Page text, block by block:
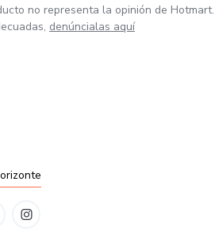
no representa la opinión de Hotmart.
denúncialas aquí